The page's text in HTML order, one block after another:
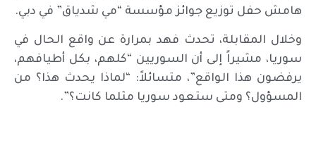
هامش حفل توزيع جوائز مؤسسة “مي شدياق” في دبي.
وخلال المقابلة، تحدث فهد بمرارة عن واقع الحال في
سوريا، مشيراً إلى أن السوريين “كلهم، بكل أطيافهم،
يرفضون هذا الواقع”، متسائلاً: “لماذا يحدث هذا؟ من
المسؤول؟ ومتى ستعود سوريا مثلما كانت؟”.